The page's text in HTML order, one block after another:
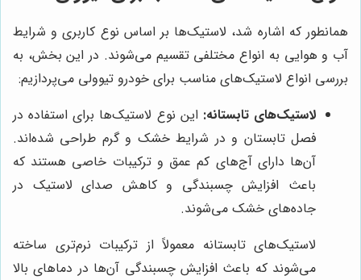
همانطور که اشاره شد، لاستیک‌ها بر اساس نوع کاربری و شرایط
آب و هوایی به انواع مختلفی تقسیم می‌شوند. در این بخش، به
بررسی انواع لاستیک‌های مناسب برای خودرو تیوولی می‌پردازیم:
لاستیک‌های تابستانه: این نوع لاستیک‌ها برای استفاده در
فصل تابستان و در شرایط خشک و گرم طراحی شده‌اند.
آن‌ها دارای آج‌های کم عمق و ترکیبات خاصی هستند که
باعث افزایش چسبندگی و کاهش صدای لاستیک در
جاده‌های خشک می‌شوند.
لاستیک‌های تابستانه معمولاً از ترکیبات نرم‌تری ساخته
می‌شوند که باعث افزایش چسبندگی آن‌ها در دماهای بالا